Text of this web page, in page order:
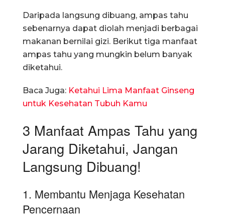
Daripada langsung dibuang, ampas tahu
sebenarnya dapat diolah menjadi berbagai
makanan bernilai gizi. Berikut tiga manfaat
ampas tahu yang mungkin belum banyak
diketahui.
Baca Juga: Ketahui Lima Manfaat Ginseng
untuk Kesehatan Tubuh Kamu
3 Manfaat Ampas Tahu yang
Jarang Diketahui, Jangan
Langsung Dibuang!
1. Membantu Menjaga Kesehatan
Pencernaan